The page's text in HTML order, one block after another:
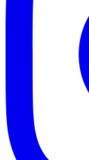
Times - Ir direto